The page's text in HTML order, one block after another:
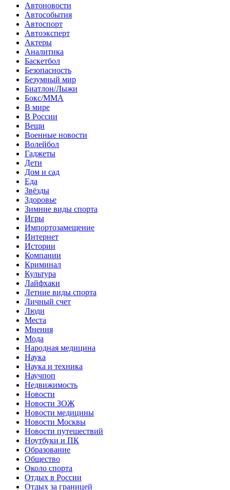
Автоновости
Автособытия
Автоспорт
Автоэксперт
Актеры
Аналитика
Баскетбол
Безопасность
Безумный мир
Биатлон/Лыжи
Бокс/MMA
В мире
В России
Вещи
Военные новости
Волейбол
Гаджеты
Дети
Дом и сад
Еда
Звёзды
Здоровье
Зимние виды спорта
Игры
Импортозамещение
Интернет
Истории
Компании
Криминал
Культура
Лайфхаки
Летние виды спорта
Личный счет
Люди
Места
Мнения
Мода
Народная медицина
Наука
Наука и техника
Научпоп
Недвижимость
Новости
Новости ЗОЖ
Новости медицины
Новости Москвы
Новости путешествий
Ноутбуки и ПК
Образование
Общество
Около спорта
Отдых в России
Отдых за границей